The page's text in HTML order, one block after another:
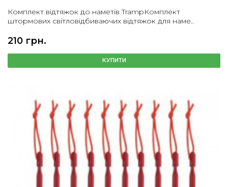
Комплект відтяжок до наметів TrampКомплект
штормових світловідбиваючих відтяжок для наме..
210 грн.
КУПИТИ